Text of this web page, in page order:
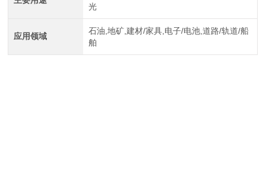
光
应用领域
石油,地矿,建材/家具,电子/电池,道路/轨道/船
舶